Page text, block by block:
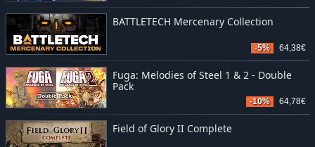
BATTLETECH Mercenary Collection
-5% 64,38€
Fuga: Melodies of Steel 1 & 2 - Double
Pack
-10% 64,78€
Field of Glory II Complete